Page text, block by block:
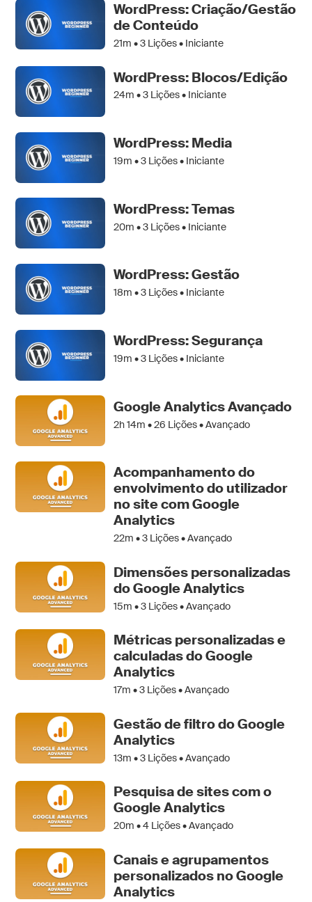
WordPress: Criação/Gestão
de Conteúdo
21m •3 Lições • Iniciante
WordPress: Blocos/Edição
24m •3 Lições • Iniciante
WordPress: Media
19m •3 Lições • Iniciante
WordPress: Temas
20m •3 Lições • Iniciante
WordPress: Gestão
18m •3 Lições • Iniciante
WordPress: Segurança
19m •3 Lições • Iniciante
Google Analytics Avançado
2h 14m •26 Lições • Avançado
Acompanhamento do
envolvimento do utilizador
no site com Google
Analytics
22m •3 Lições • Avançado
Dimensões personalizadas
do Google Analytics
15m •3 Lições • Avançado
Métricas personalizadas e
calculadas do Google
Analytics
17m •3 Lições • Avançado
Gestão de filtro do Google
Analytics
13m •3 Lições • Avançado
Pesquisa de sites com o
Google Analytics
20m •4 Lições • Avançado
Canais e agrupamentos
personalizados no Google
Analytics